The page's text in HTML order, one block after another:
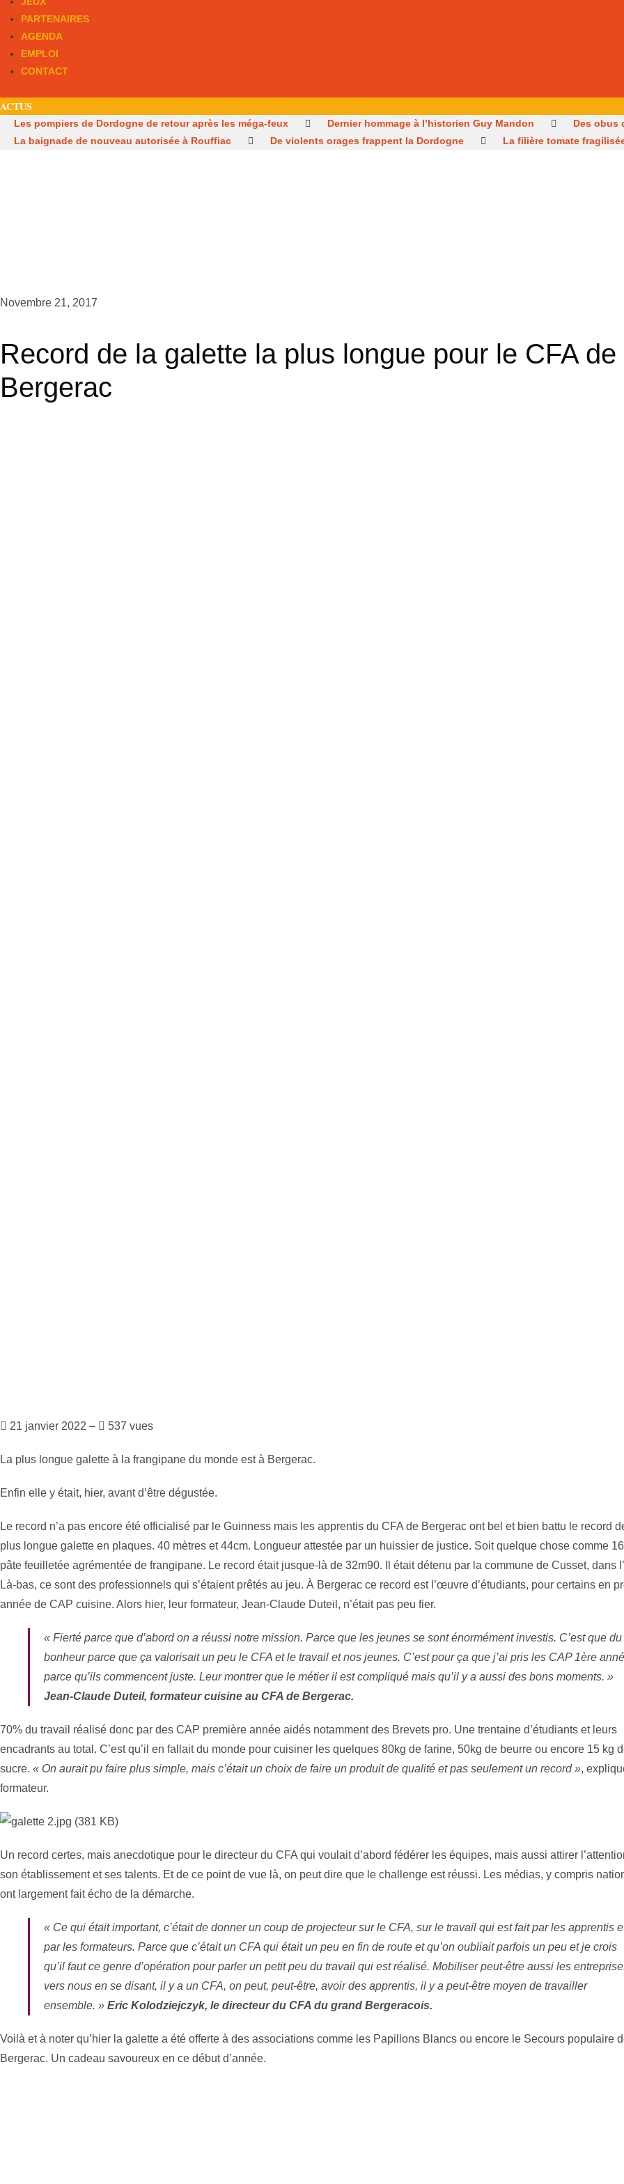
PARTENAIRES
AGENDA
EMPLOI
CONTACT
ACTUS
Les pompiers de Dordogne de retour après les méga-feux Dernier hommage à l’historien Guy Mandon
Des obus
La baignade de nouveau autorisée à Rouffiac
De violents orages frappent la Dordogne La filière tomate
Novembre 21, 2017
Record de la galette la plus longue pour le CFA de
Bergerac
21 janvier 2022 – 537 vues
La plus longue galette à la frangipane du monde est à Bergerac.
Enfin elle y était, hier, avant d’être dégustée.
Le record n’a pas encore été officialisé par le Guinness mais les apprentis du CFA de Bergerac ont bel et bien battu le record
plus longue galette en plaques. 40 mètres et 44cm. Longueur attestée par un huissier de justice. Soit quelque chose comme
pâte feuilletée agrémentée de frangipane. Le record était jusque-là de 32m90. Il était détenu par la commune de Cusset, dans
Là-bas, ce sont des professionnels qui s’étaient prêtés au jeu. À Bergerac ce record est l’œuvre d’étudiants, pour certains en
année de CAP cuisine. Alors hier, leur formateur, Jean-Claude Duteil, n’était pas peu fier.
« Fierté parce que d’abord on a réussi notre mission. Parce que les jeunes se sont énormément investis. C’est que du
bonheur parce que ça valorisait un peu le CFA et le travail et nos jeunes. C’est pour ça que j’ai pris les CAP 1ère
parce qu’ils commencent juste. Leur montrer que le métier il est compliqué mais qu’il y a aussi des bons moments. »
Jean-Claude Duteil, formateur cuisine au CFA de Bergerac.
70% du travail réalisé donc par des CAP première année aidés notamment des Brevets pro. Une trentaine d’étudiants et leurs
encadrants au total. C’est qu’il en fallait du monde pour cuisiner les quelques 80kg de farine, 50kg de beurre ou encore 15 kg
sucre. « On aurait pu faire plus simple, mais c’était un choix de faire un produit de qualité et pas seulement un record »,
formateur.
Un record certes, mais anecdotique pour le directeur du CFA qui voulait d’abord fédérer les équipes, mais aussi attirer
son établissement et ses talents. Et de ce point de vue là, on peut dire que le challenge est réussi. Les médias, y compris
ont largement fait écho de la démarche.
« Ce qui était important, c’était de donner un coup de projecteur sur le CFA, sur le travail qui est fait par les apprentis
par les formateurs. Parce que c’était un CFA qui était un peu en fin de route et qu’on oubliait parfois un peu et je crois
qu’il faut ce genre d’opération pour parler un petit peu du travail qui est réalisé. Mobiliser peut-être aussi les
vers nous en se disant, il y a un CFA, on peut, peut-être, avoir des apprentis, il y a peut-être moyen de travailler
ensemble. » Eric Kolodziejczyk, le directeur du CFA du grand Bergeracois.
Voilà et à noter qu’hier la galette a été offerte à des associations comme les Papillons Blancs ou encore le Secours populaire
Bergerac. Un cadeau savoureux en ce début d’année.